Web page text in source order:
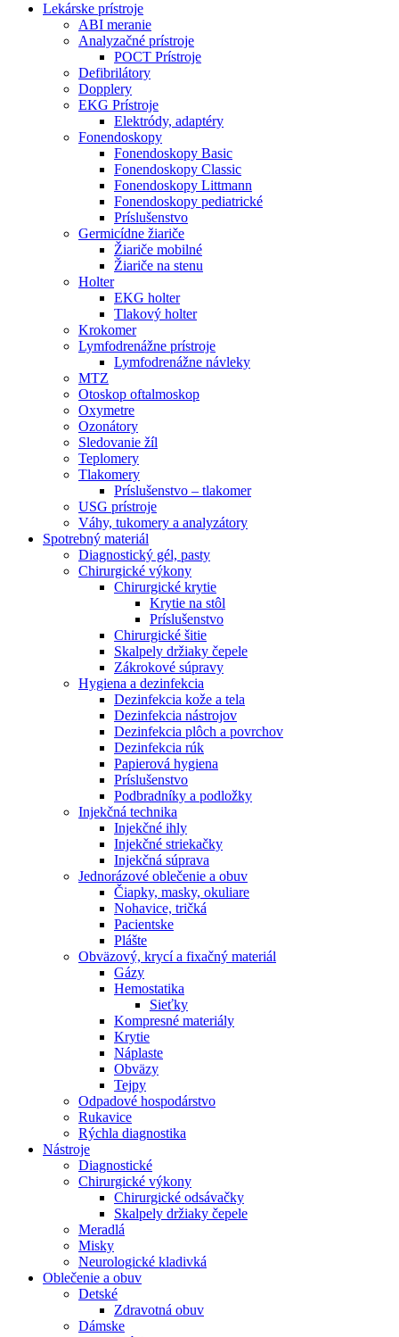
Lekárske prístroje
ABI meranie
Analyzačné prístroje
POCT Prístroje
Defibrilátory
Dopplery
EKG Prístroje
Elektródy, adaptéry
Fonendoskopy
Fonendoskopy Basic
Fonendoskopy Classic
Fonendoskopy Littmann
Fonendoskopy pediatrické
Príslušenstvo
Germicídne žiariče
Žiariče mobilné
Žiariče na stenu
Holter
EKG holter
Tlakový holter
Krokomer
Lymfodrenážne prístroje
Lymfodrenážne návleky
MTZ
Otoskop oftalmoskop
Oxymetre
Ozonátory
Sledovanie žíl
Teplomery
Tlakomery
Príslušenstvo – tlakomer
USG prístroje
Váhy, tukomery a analyzátory
Spotrebný materiál
Diagnostický gél, pasty
Chirurgické výkony
Chirurgické krytie
Krytie na stôl
Príslušenstvo
Chirurgické šitie
Skalpely držiaky čepele
Zákrokové súpravy
Hygiena a dezinfekcia
Dezinfekcia kože a tela
Dezinfekcia nástrojov
Dezinfekcia plôch a povrchov
Dezinfekcia rúk
Papierová hygiena
Príslušenstvo
Podbradníky a podložky
Injekčná technika
Injekčné ihly
Injekčné striekačky
Injekčná súprava
Jednorázové oblečenie a obuv
Čiapky, masky, okuliare
Nohavice, tričká
Pacientske
Plášte
Obväzový, krycí a fixačný materiál
Gázy
Hemostatika
Sieťky
Kompresné materiály
Krytie
Náplaste
Obväzy
Tejpy
Odpadové hospodárstvo
Rukavice
Rýchla diagnostika
Nástroje
Diagnostické
Chirurgické výkony
Chirurgické odsávačky
Skalpely držiaky čepele
Meradlá
Misky
Neurologické kladivká
Oblečenie a obuv
Detské
Zdravotná obuv
Dámske